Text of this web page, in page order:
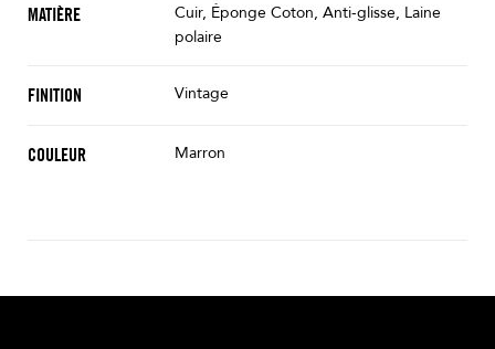
MATIÈRE
Cuir, Éponge Coton, Anti-glisse, Laine
polaire
FINITION Vintage
COULEUR Marron